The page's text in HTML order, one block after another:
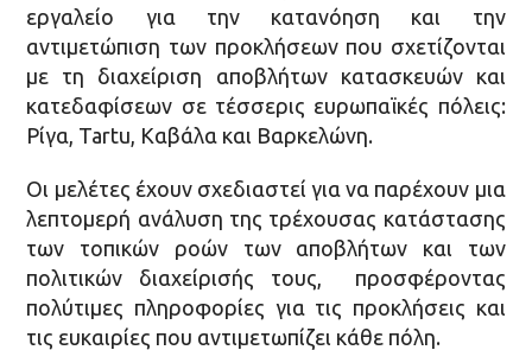
εργαλείο για την κατανόηση και την
αντιμετώπιση των προκλήσεων που σχετίζονται
με τη διαχείριση αποβλήτων κατασκευών και
κατεδαφίσεων σε τέσσερις ευρωπαϊκές πόλεις:
Ρίγα, Tartu, Καβάλα και Βαρκελώνη.
Οι μελέτες έχουν σχεδιαστεί για να παρέχουν μια
λεπτομερή ανάλυση της τρέχουσας κατάστασης
των τοπικών ροών των αποβλήτων και των
πολιτικών διαχείρισής τους, προσφέροντας
πολύτιμες πληροφορίες για τις προκλήσεις και
τις ευκαιρίες που αντιμετωπίζει κάθε πόλη.